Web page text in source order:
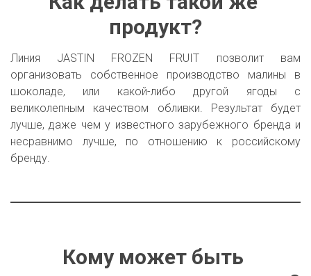
продукт?
Линия JASTIN FROZEN FRUIT позволит вам
организовать собственное производство малины в
шоколаде, или какой-либо другой ягоды с
великолепным качеством обливки. Результат будет
лучше, даже чем у известного зарубежного бренда и
несравнимо лучше, по отношению к российскому
бренду.
Кому может быть